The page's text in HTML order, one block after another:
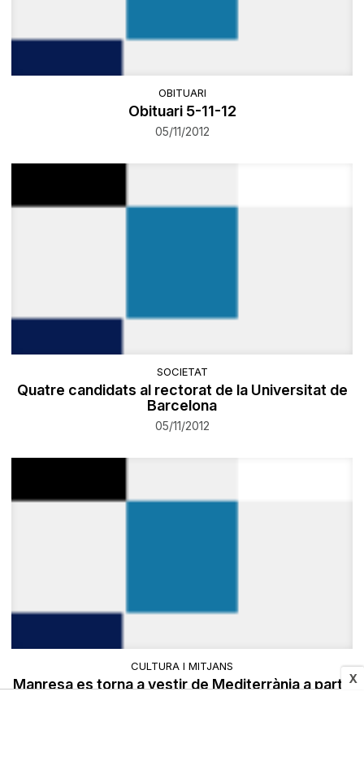
X
OBITUARI
Obituari 5-11-12
05/11/2012
SOCIETAT
Quatre candidats al rectorat de la Universitat de
Barcelona
05/11/2012
CULTURA I MITJANS
Manresa es torna a vestir de Mediterrània a partir